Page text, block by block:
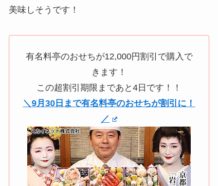
美味しそうです！
有名料亭のおせちが12,000円割引で購入で
きます！
この超割引期限まであと4日です！！
＼9月30日まで有名料亭のおせちが割引に！
／